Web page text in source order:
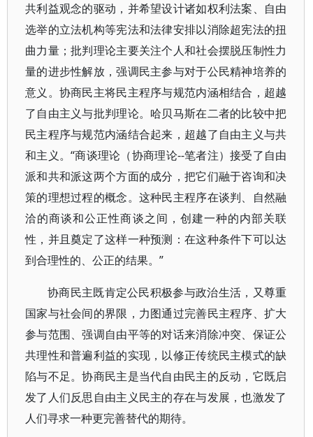
共利益观念的驱动，并希望设计诸如权利法案、自由
选举的立法机构等宪法和法律安排以消除超宪法的扭
曲力量；批判理论主要关注个人和社会摆脱压制性力
量的进步性解放，强调民主参与对于公民精神培养的
意义。协商民主将民主程序与规范内涵相结合，超越
了自由主义与批判理论。哈贝马斯在二者的比较中把
民主程序与规范内涵结合起来，超越了自由主义与共
和主义。“商谈理论（协商理论--笔者注）接受了自由
派和共和派这两个方面的成分，把它们融于咨询和决
策的理想过程的概念。这种民主程序在谈判、自然融
洽的商谈和公正性商谈之间，创建一种的内部关联
性，并且奠定了这样一种预测：在这种条件下可以达
到合理性的、公正的结果。”
协商民主既肯定公民积极参与政治生活，又尊重
国家与社会间的界限，力图通过完善民主程序、扩大
参与范围、强调自由平等的对话来消除冲突、保证公
共理性和普遍利益的实现，以修正传统民主模式的缺
陷与不足。协商民主是当代自由民主的反动，它既启
发了人们反思自由主义民主的存在与发展，也激发了
人们寻求一种更完善替代的期待。